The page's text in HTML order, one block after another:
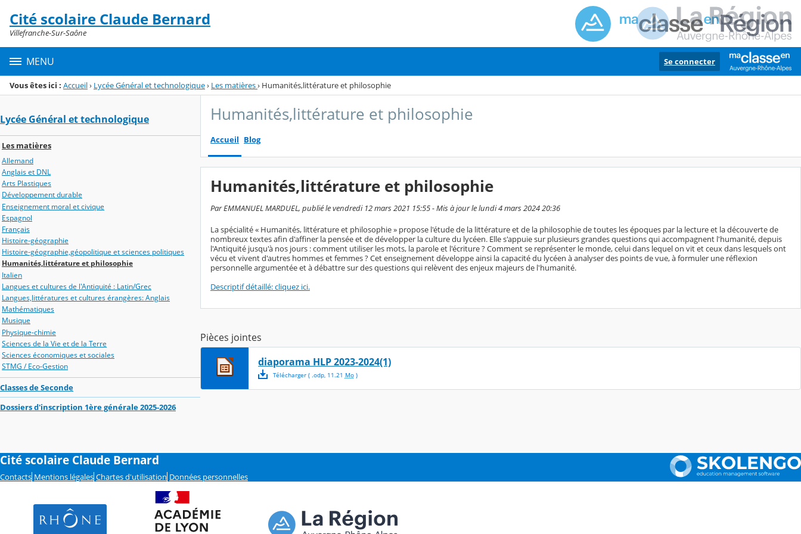
Menu de la rubrique
Contenu
Cité scolaire Claude Bernard
Villefranche-Sur-Saône
MENU Se connecter
Vous êtes ici : Accueil› Lycée Général et technologique› Les matières› Humanités,littérature et philosophie
Lycée Général et technologique
Les matières
Allemand
Anglais et DNL
Arts Plastiques
Développement durable
Enseignement moral et civique
Espagnol
Français
Histoire-géographie
Histoire-géographie,géopolitique et sciences politiques
Humanités,littérature et philosophie
Italien
Langues et cultures de l'Antiquité : Latin/Grec
Langues,littératures et cultures érangères: Anglais
Mathématiques
Musique
Physique-chimie
Sciences de la Vie et de la Terre
Sciences économiques et sociales
STMG / Eco-Gestion
Classes de Seconde
Dossiers d'inscription 1ère générale 2025-2026
Humanités,littérature et philosophie
Accueil Blog
Humanités,littérature et philosophie
Par EMMANUEL MARDUEL, publié le vendredi 12 mars 2021 15:55 - Mis à jour le lundi 4 mars 2024 20:36
La spécialité « Humanités, littérature et philosophie » propose l'étude de la littérature et de la philosophie de toutes les époques par la lecture et la découverte de
nombreux textes afin d'affiner la pensée et de développer la culture du lycéen. Elle s'appuie sur plusieurs grandes questions qui accompagnent l'humanité, depuis
l'Antiquité jusqu'à nos jours : comment utiliser les mots, la parole et l'écriture ? Comment se représenter le monde, celui dans lequel on vit et ceux dans lesquels ont
vécu et vivent d'autres hommes et femmes ? Cet enseignement développe ainsi la capacité du lycéen à analyser des points de vue, à formuler une réflexion
personnelle argumentée et à débattre sur des questions qui relèvent des enjeux majeurs de l'humanité.
Descriptif détaillé: cliquez ici.
Pièces jointes
diaporama HLP 2023-2024(1)
Télécharger( .odp, 11.21 Mo)
Cité scolaire Claude Bernard
Contacts Mentions légales Chartes d'utilisation Données personnelles